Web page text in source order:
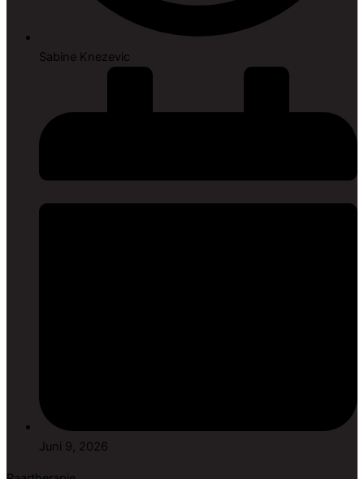
Sabine Knezevic
Juni 9, 2026